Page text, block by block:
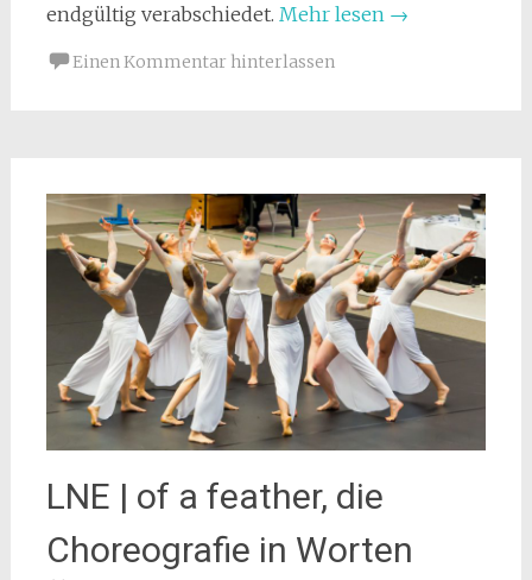
endgültig verabschiedet. Mehr lesen →
Einen Kommentar hinterlassen
LNE | of a feather, die
Choreografie in Worten